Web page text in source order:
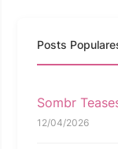
Posts
Sombr
12/04/2026